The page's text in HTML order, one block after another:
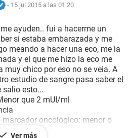
- 15 jul 2015 a las 01:20
ayuden.. fui a hacerme un
si estaba embarazada y me
meando a hacer una eco, me la
y el que me hizo la eco me
muy chico por eso no se veia. A
estudio de sangre pasa saber el
salio esto...
que 2 mUI/ml
marcador oncológico: menor o
Ver más